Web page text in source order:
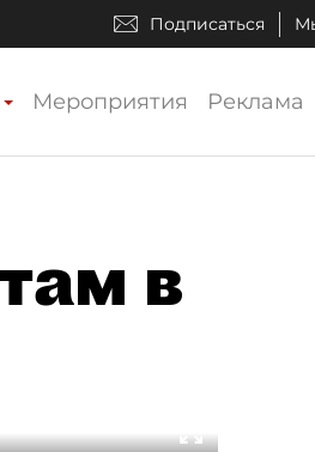
Подписаться
Мероприятия Реклама
в